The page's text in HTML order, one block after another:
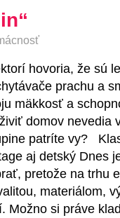
hovoria, že sú
prachu a
mäkkosť a
domov nevedia
patríte vy?
aj detský Dnes
pretože na trhu
materiálom,
Možno si práve